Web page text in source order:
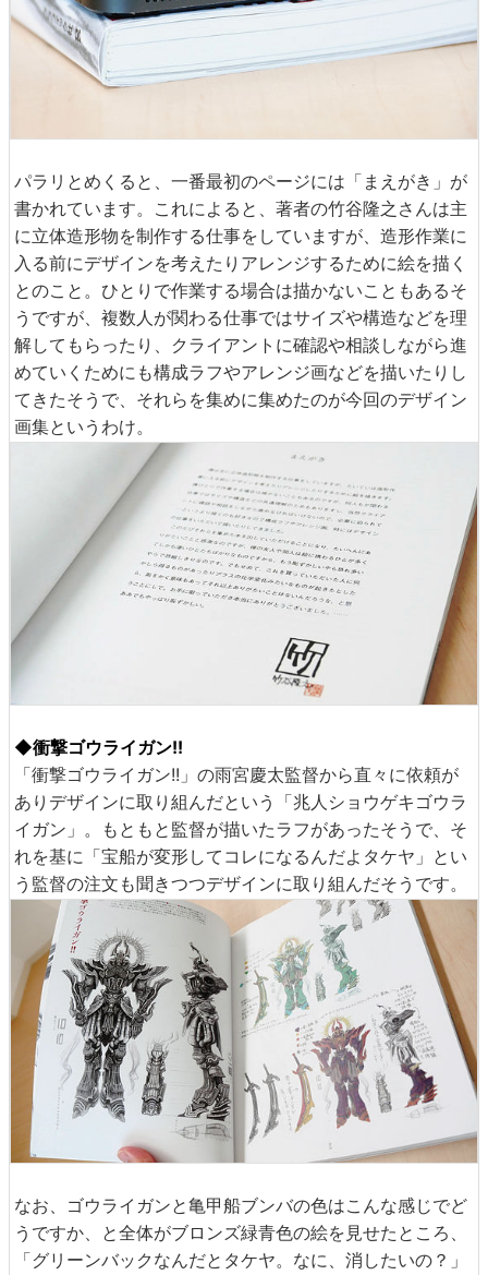
パラリとめくると、一番最初のページには「まえがき」が
書かれています。これによると、著者の竹谷隆之さんは主
に立体造形物を制作する仕事をしていますが、造形作業に
入る前にデザインを考えたりアレンジするために絵を描く
とのこと。ひとりで作業する場合は描かないこともあるそ
うですが、複数人が関わる仕事ではサイズや構造などを理
解してもらったり、クライアントに確認や相談しながら進
めていくためにも構成ラフやアレンジ画などを描いたりし
てきたそうで、それらを集めに集めたのが今回のデザイン
画集というわけ。
◆衝撃ゴウライガン!!
「衝撃ゴウライガン!!」の雨宮慶太監督から直々に依頼が
ありデザインに取り組んだという「兆人ショウゲキゴウラ
イガン」。もともと監督が描いたラフがあったそうで、そ
れを基に「宝船が変形してコレになるんだよタケヤ」とい
う監督の注文も聞きつつデザインに取り組んだそうです。
なお、ゴウライガンと亀甲船ブンバの色はこんな感じでど
うですか、と全体がブロンズ緑青色の絵を見せたところ、
「グリーンバックなんだとタケヤ。なに、消したいの？」